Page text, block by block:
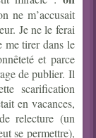
ne m’accusait
Je ne le ferai
me tirer dans le
et parce
de publier. Il
scarification
en vacances,
relecture (un
se permettre),